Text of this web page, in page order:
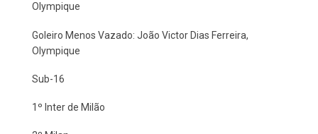
Olympique
Goleiro Menos Vazado: João Victor Dias Ferreira,
Olympique
Sub-16
1º Inter de Milão